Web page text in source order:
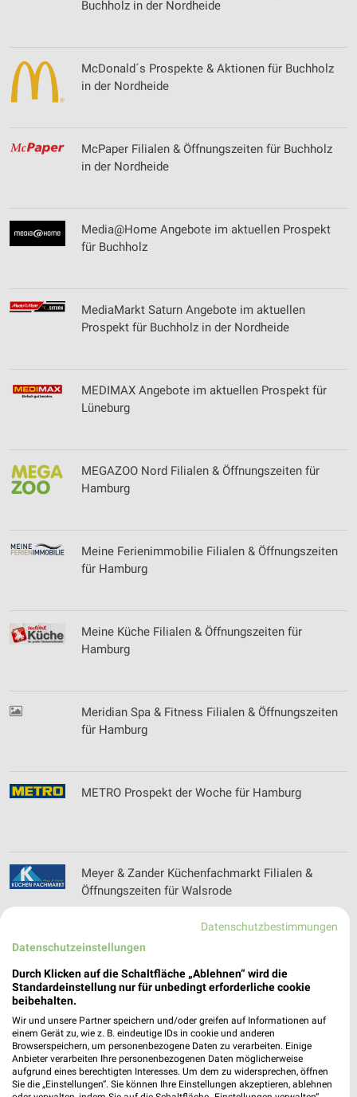
Buchholz in der Nordheide
McDonald´s Prospekte & Aktionen für Buchholz
in der Nordheide
McPaper Filialen & Öffnungszeiten für Buchholz
in der Nordheide
Media@Home Angebote im aktuellen Prospekt
für Buchholz
MediaMarkt Saturn Angebote im aktuellen
Prospekt für Buchholz in der Nordheide
MEDIMAX Angebote im aktuellen Prospekt für
Lüneburg
MEGAZOO Nord Filialen & Öffnungszeiten für
Hamburg
Meine Ferienimmobilie Filialen & Öffnungszeiten
für Hamburg
Meine Küche Filialen & Öffnungszeiten für
Hamburg
Meridian Spa & Fitness Filialen & Öffnungszeiten
für Hamburg
METRO Prospekt der Woche für Hamburg
Meyer & Zander Küchenfachmarkt Filialen &
Öffnungszeiten für Walsrode
Mix Markt Prospekt der Woche für Hamburg
Modehaus Lüchau Filialen & Öffnungszeiten für
Wedel
Datenschutzbestimmungen
Datenschutzeinstellungen
Durch Klicken auf die Schaltfläche „Ablehnen“ wird die
Standardeinstellung nur für unbedingt erforderliche cookie
beibehalten.
Wir und unsere Partner speichern und/oder greifen auf Informationen auf
einem Gerät zu, wie z. B. eindeutige IDs in cookie und anderen
Browserspeichern, um personenbezogene Daten zu verarbeiten. Einige
Anbieter verarbeiten Ihre personenbezogenen Daten möglicherweise
aufgrund eines berechtigten Interesses. Um dem zu widersprechen, öffnen
Sie die „Einstellungen“. Sie können Ihre Einstellungen akzeptieren, ablehnen